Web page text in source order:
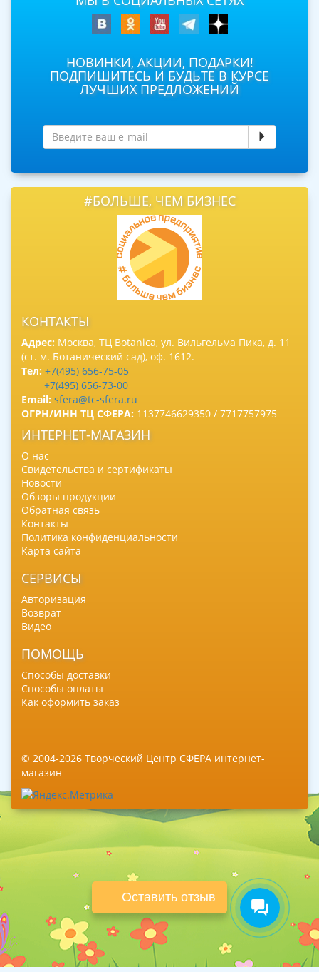
Оставить отзыв
НОВИНКИ, АКЦИИ, ПОДАРКИ!
ПОДПИШИТЕСЬ И БУДЬТЕ В КУРСЕ
ЛУЧШИХ ПРЕДЛОЖЕНИЙ
#БОЛЬШЕ, ЧЕМ БИЗНЕС
КОНТАКТЫ
Адрес: Москва, ТЦ Botanica, ул. Вильгельма Пика, д. 11
(ст. м. Ботанический сад), оф. 1612.
Тел: +7(495) 656-75-05
+7(495) 656-73-00
Email: sfera@tc-sfera.ru
ОГРН/ИНН ТЦ СФЕРА: 1137746629350 / 7717757975
ИНТЕРНЕТ-МАГАЗИН
О нас
Свидетельства и сертификаты
Новости
Обзоры продукции
Обратная связь
Контакты
Политика конфиденциальности
Карта сайта
СЕРВИСЫ
Авторизация
Возврат
Видео
ПОМОЩЬ
Способы доставки
Способы оплаты
Как оформить заказ
© 2004-2026 Творческий Центр СФЕРА интернет-
магазин